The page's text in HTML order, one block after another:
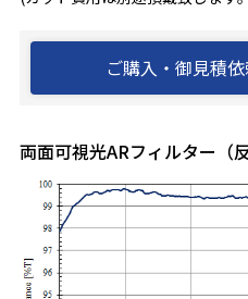
ご購入・御見積
両面可視光ARフィルター（